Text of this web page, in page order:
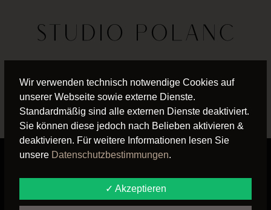
SCHLAGWORT:
SOMMERPROGRAMM
Wir verwenden technisch notwendige Cookies auf
unserer Webseite sowie externe Dienste.
Standardmäßig sind alle externen Dienste deaktiviert.
Sie können diese jedoch nach Belieben aktivieren &
deaktivieren. Für weitere Informationen lesen Sie
unsere Datenschutzbestimmungen.
✓ Akzeptieren